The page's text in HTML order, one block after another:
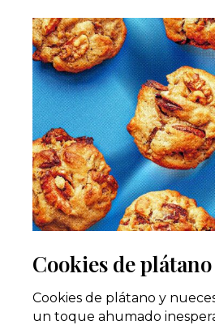
Cookies de
Cookies de plátano y
un toque ahumado